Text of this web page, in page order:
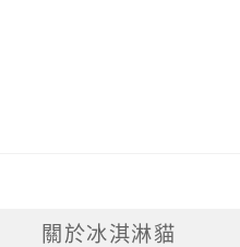
關於冰淇淋貓